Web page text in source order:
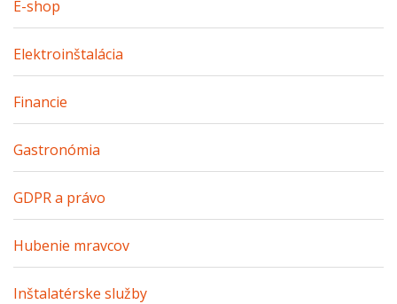
E-shop
Elektroinštalácia
Financie
Gastronómia
GDPR a právo
Hubenie mravcov
Inštalatérske služby